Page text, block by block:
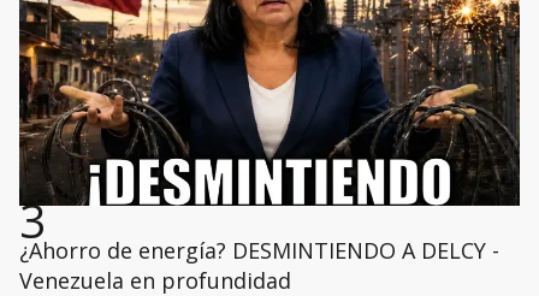
3
¿Ahorro de energía? DESMINTIENDO A DELCY -
Venezuela en profundidad